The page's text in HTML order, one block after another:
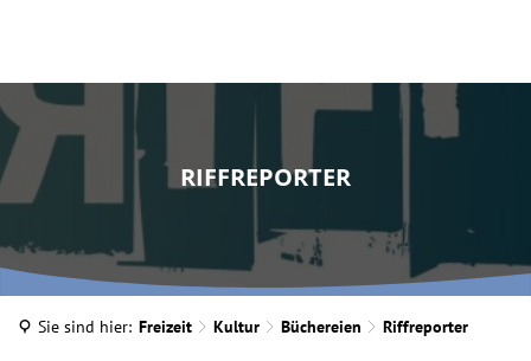
RIFFREPORTER
Sie sind hier: Freizeit Kultur Büchereien Riffreporter